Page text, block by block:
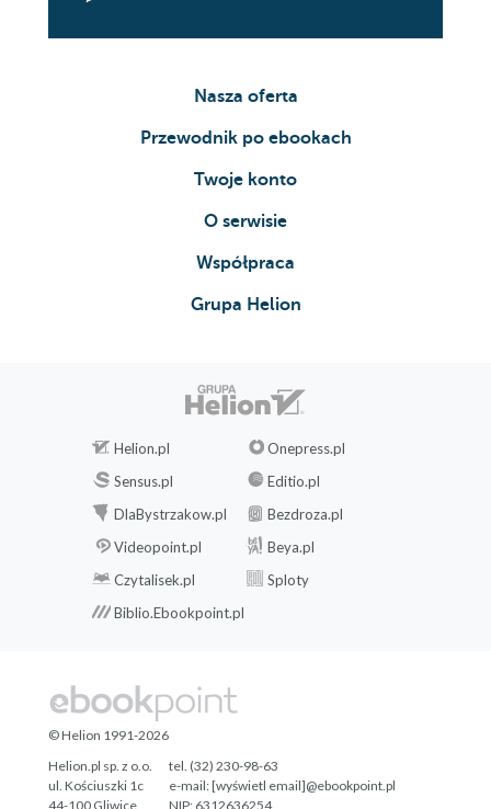
Nasza oferta
Przewodnik po ebookach
Twoje konto
O serwisie
Współpraca
Grupa Helion
Helion.pl
Onepress.pl
Sensus.pl
Editio.pl
DlaBystrzakow.pl
Bezdroza.pl
Videopoint.pl
Beya.pl
Czytalisek.pl
Sploty
Biblio.Ebookpoint.pl
© Helion 1991-2026
Helion.pl sp. z o.o.
ul. Kościuszki 1c
44-100 Gliwice
tel. (32) 230-98-63
e-mail:[wyświetl email]@ebookpoint.pl
NIP: 6312636254